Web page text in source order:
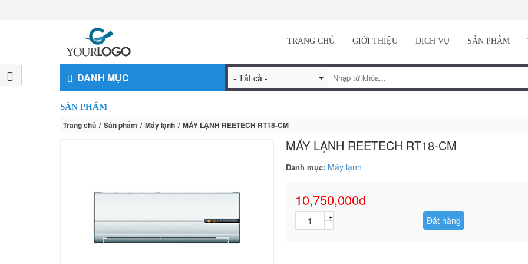
TRANG CHỦ GIỚI THIỆU DỊCH VỤ SẢN PHẨM
DANH MỤC
SẢN PHẨM
Trang chủ Sản phẩm Máy lạnh MÁY LẠNH REETECH RT18-CM
MÁY LẠNH REETECH RT18-CM
Danh mục: Máy lạnh
10,750,000đ
Đặt hàng